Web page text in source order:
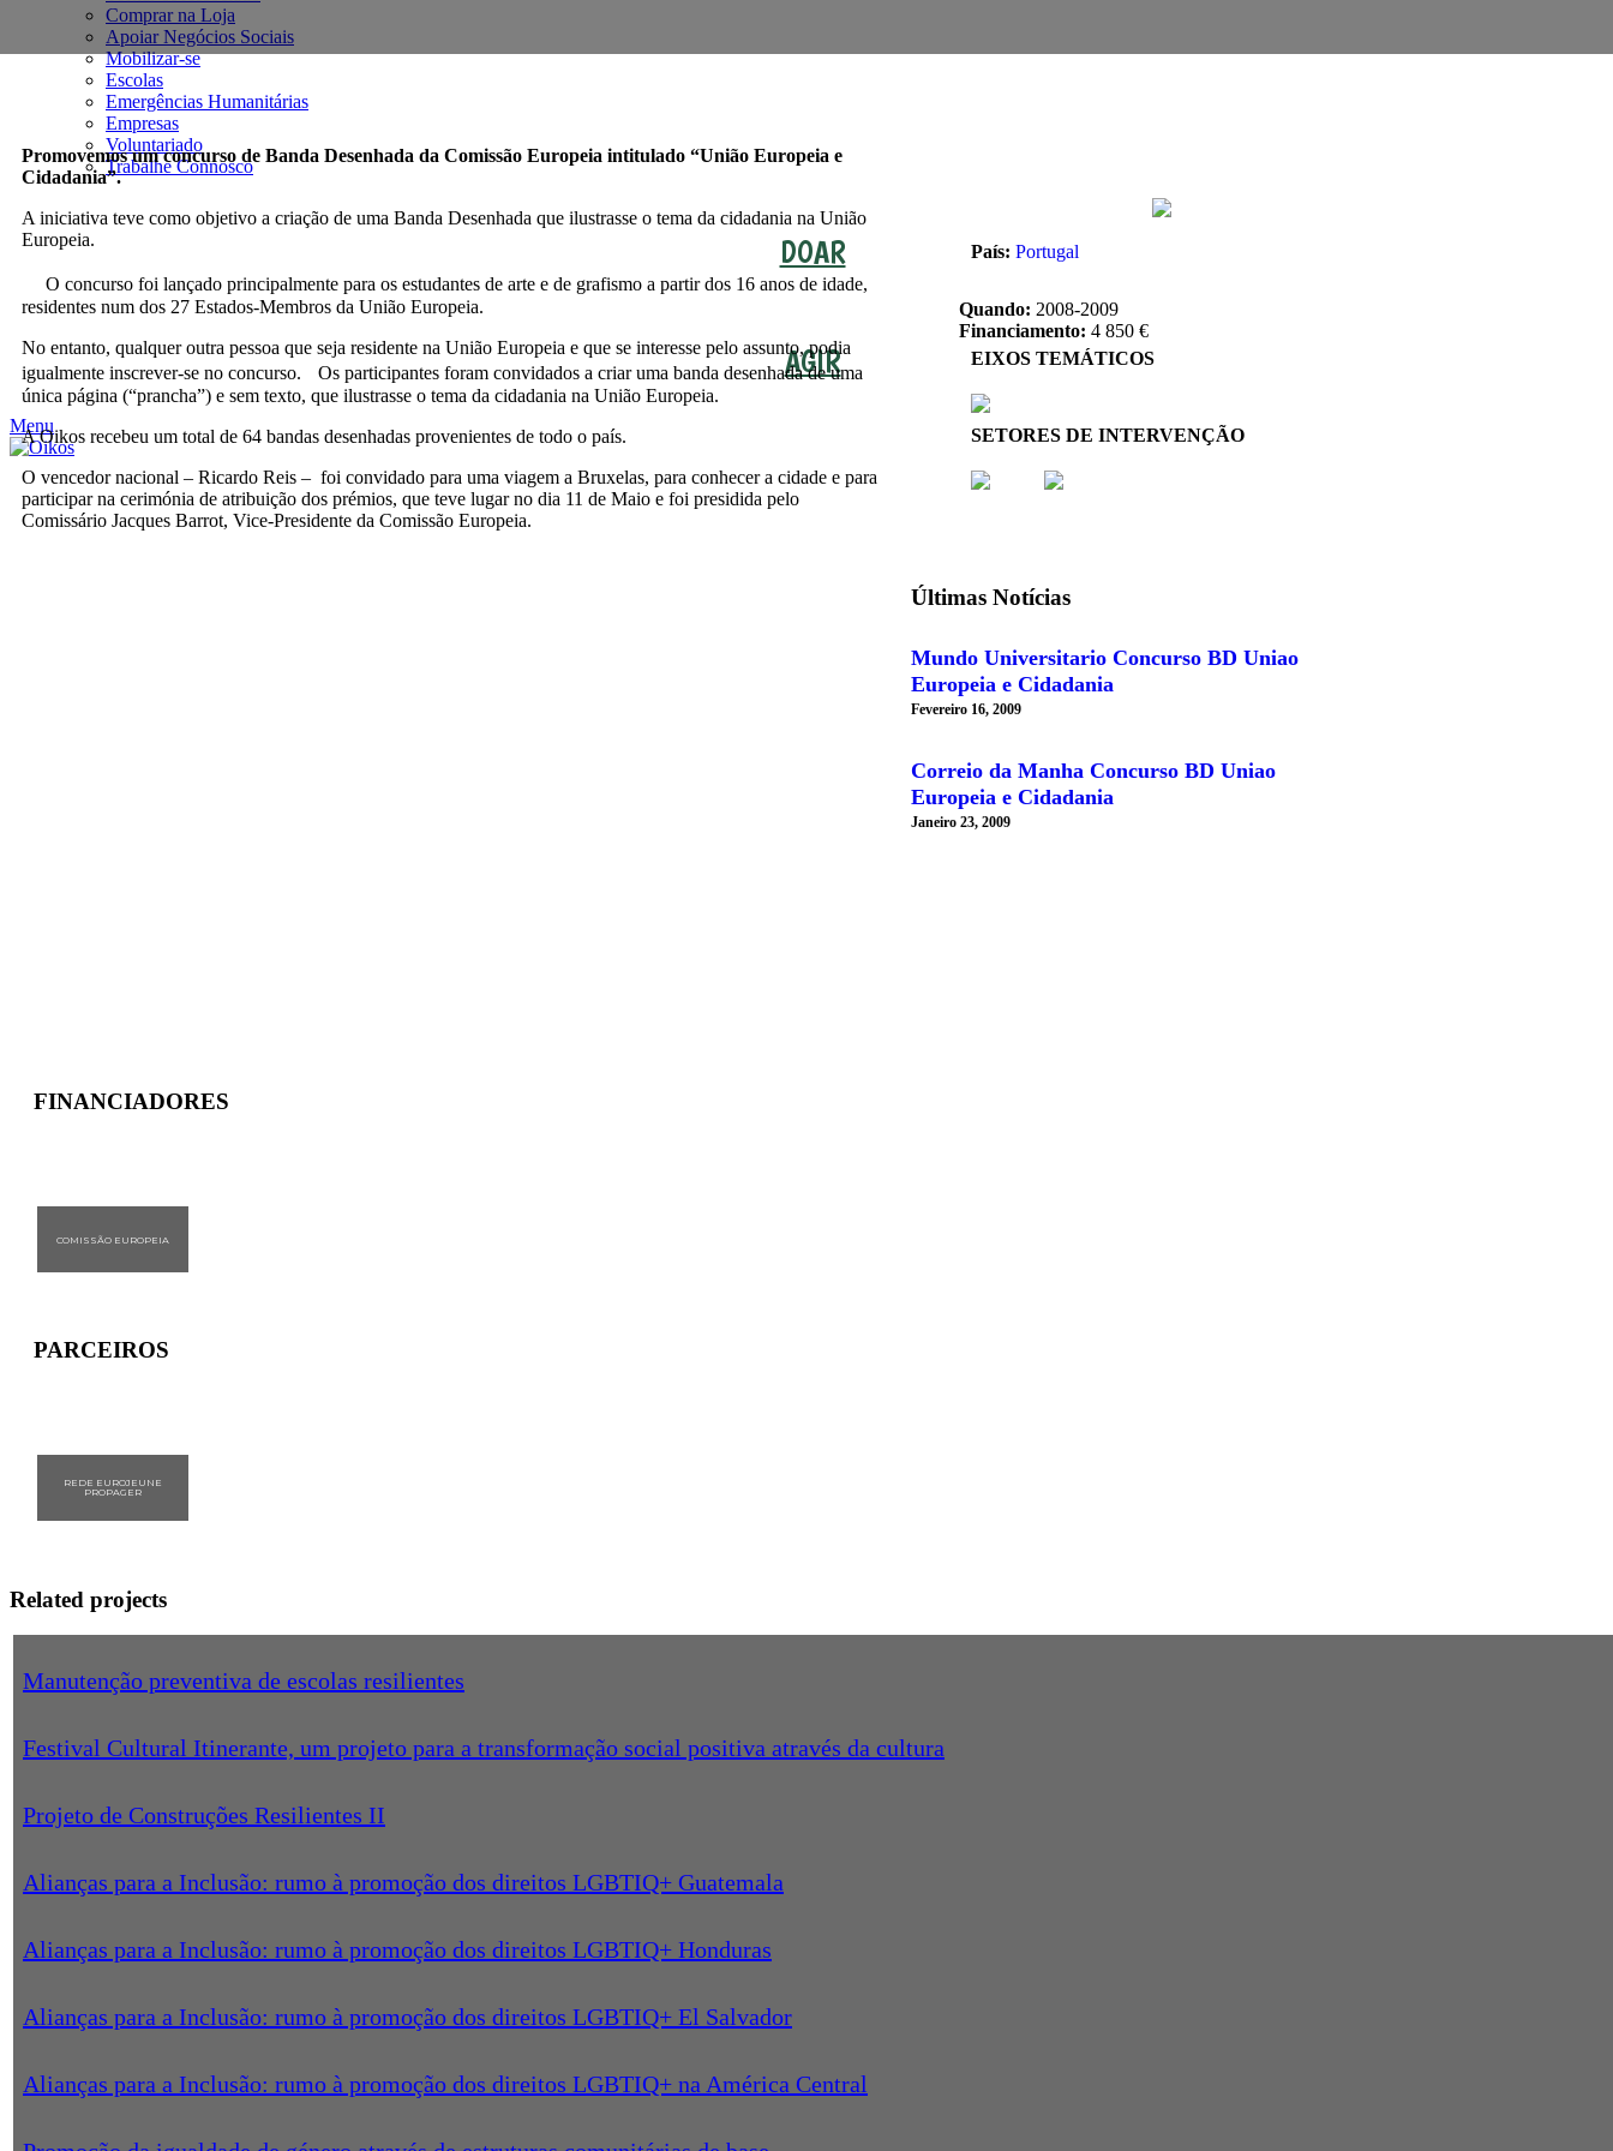
Comprar na Loja
Apoiar Negócios Sociais
Mobilizar-se
Escolas
Emergências Humanitárias
Empresas
Voluntariado
Trabalhe Connosco
DOAR
AGIR
Menu
Promovemos um concurso de Banda Desenhada da Comissão Europeia intitulado “União Europeia e
Cidadania”.
A iniciativa teve como objetivo a criação de uma Banda Desenhada que ilustrasse o tema da cidadania na União
Europeia.
O concurso foi lançado principalmente para os estudantes de arte e de grafismo a partir dos 16 anos de idade,
residentes num dos 27 Estados-Membros da União Europeia.
No entanto, qualquer outra pessoa que seja residente na União Europeia e que se interesse pelo assunto, podia
igualmente inscrever-se no concurso. Os participantes foram convidados a criar uma banda desenhada de uma
única página (“prancha”) e sem texto, que ilustrasse o tema da cidadania na União Europeia.
A Oikos recebeu um total de 64 bandas desenhadas provenientes de todo o país.
O vencedor nacional – Ricardo Reis – foi convidado para uma viagem a Bruxelas, para conhecer a cidade e para
participar na cerimónia de atribuição dos prémios, que teve lugar no dia 11 de Maio e foi presidida pelo
Comissário Jacques Barrot, Vice-Presidente da Comissão Europeia.
País: Portugal
Quando: 2008-2009
Financiamento: 4 850 €
EIXOS TEMÁTICOS
SETORES DE INTERVENÇÃO
Últimas Notícias
Mundo Universitario Concurso BD Uniao
Europeia e Cidadania
Fevereiro 16, 2009
Correio da Manha Concurso BD Uniao
Europeia e Cidadania
Janeiro 23, 2009
FINANCIADORES
COMISSÃO EUROPEIA
PARCEIROS
REDE EUROJEUNE
PROPAGER
Related projects
Manutenção preventiva de escolas resilientes
Festival Cultural Itinerante, um projeto para a transformação social positiva através da cultura
Projeto de Construções Resilientes II
Alianças para a Inclusão: rumo à promoção dos direitos LGBTIQ+ Guatemala
Alianças para a Inclusão: rumo à promoção dos direitos LGBTIQ+ Honduras
Alianças para a Inclusão: rumo à promoção dos direitos LGBTIQ+ El Salvador
Alianças para a Inclusão: rumo à promoção dos direitos LGBTIQ+ na América Central